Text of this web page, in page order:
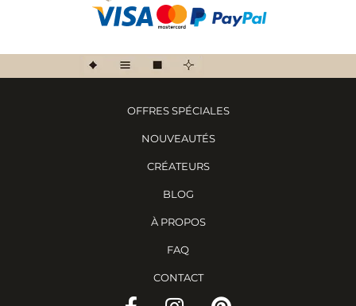
OFFRES SPÉCIALES
NOUVEAUTÉS
CRÉATEURS
BLOG
À PROPOS
FAQ
CONTACT